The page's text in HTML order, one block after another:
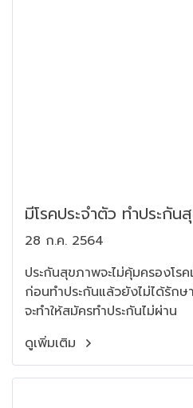
มีโรคประจําตัว ทําประกัน
28 ก.ค. 2564
ประกันสุขภาพจะไม่คุ้มครองโร
ก่อนทำประกันแล้วยังไม่ได้รัก
จะทำให้สมัครทำประกันไม่ผ่าน
ดูเพิ่มเติม